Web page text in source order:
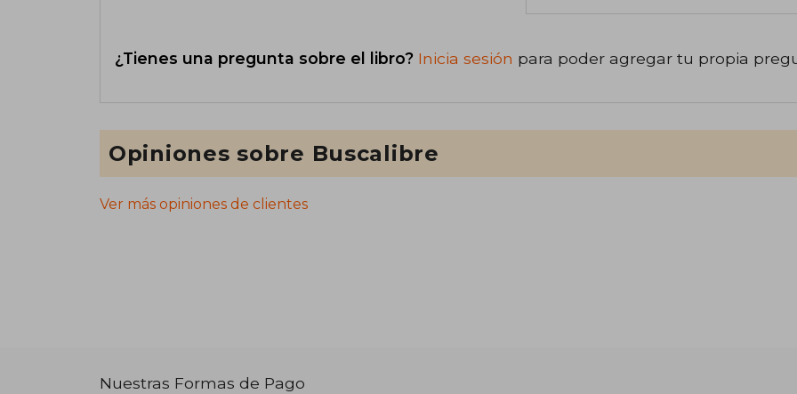
¿Tienes una pregunta sobre el libro? Inicia sesión para poder agregar tu propia
Opiniones sobre Buscalibre
Ver más opiniones de clientes
Nuestras Formas de Pago